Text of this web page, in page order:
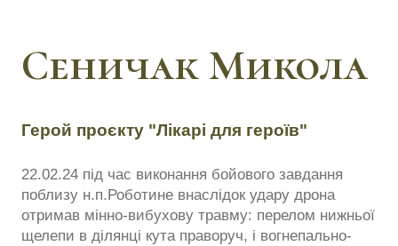
Сеничак Микола
Герой проєкту "Лікарі для героїв"
22.02.24 під час виконання бойового завдання
поблизу н.п.Роботине внаслідок удару дрона
отримав мінно-вибухову травму: перелом нижньої
щелепи в ділянці кута праворуч, і вогнепально-